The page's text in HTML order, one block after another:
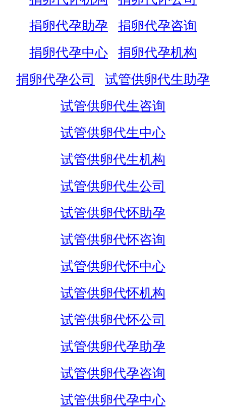
捐卵代孕助孕
捐卵代孕咨询
捐卵代孕中心
捐卵代孕机构
捐卵代孕公司
试管供卵代生助孕
试管供卵代生咨询
试管供卵代生中心
试管供卵代生机构
试管供卵代生公司
试管供卵代怀助孕
试管供卵代怀咨询
试管供卵代怀中心
试管供卵代怀机构
试管供卵代怀公司
试管供卵代孕助孕
试管供卵代孕咨询
试管供卵代孕中心